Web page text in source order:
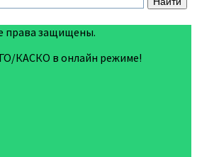
права защищены.
КАСКО в онлайн режиме!